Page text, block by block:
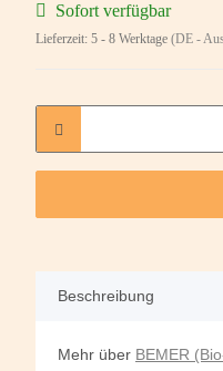
Sofort verfügbar
Lieferzeit: 5 - 8 Werktage (DE -
Beschreibung
Mehr über BEMER